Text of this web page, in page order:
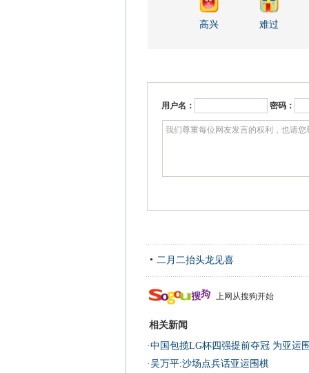
高兴 难过
用户名： 密码：
二月二抬头龙见喜
上网从搜狗开始
相关新闻
·中国包揽LG杯四强提前夺冠 为亚运
·吴万平:沙场点兵话亚运围棋